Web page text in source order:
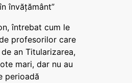
învățământ”
întrebat cum le
profesorilor care
an Titularizarea,
mari, dar nu au
perioadă